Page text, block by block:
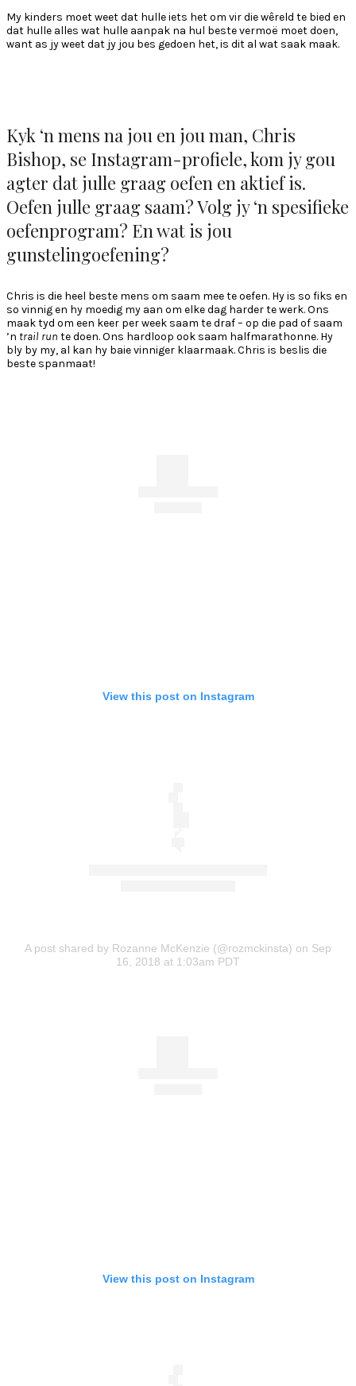
My kinders moet weet dat hulle iets het om vir die wêreld te bied en
dat hulle alles wat hulle aanpak na hul beste vermoë moet doen,
want as jy weet dat jy jou bes gedoen het, is dit al wat saak maak.
Kyk ‘n mens na jou en jou man, Chris
Bishop, se Instagram-profiele, kom jy gou
agter dat julle graag oefen en aktief is.
Oefen julle graag saam? Volg jy ‘n spesifieke
oefenprogram? En wat is jou
gunstelingoefening?
Chris is die heel beste mens om saam mee te oefen. Hy is so fiks en
so vinnig en hy moedig my aan om elke dag harder te werk. Ons
maak tyd om een keer per week saam te draf – op die pad of saam
’n trail run te doen. Ons hardloop ook saam halfmarathonne. Hy
bly by my, al kan hy baie vinniger klaarmaak. Chris is beslis die
beste spanmaat!
View this post on Instagram
A post shared by Rozanne McKenzie (@rozmckinsta) on Sep
16, 2018 at 1:03am PDT
View this post on Instagram